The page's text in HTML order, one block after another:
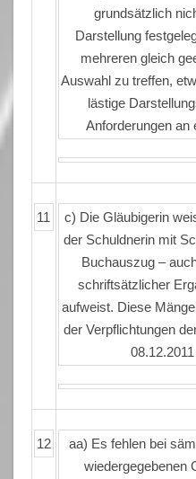
grundsätzlich
Darstellung
mehreren gleich
Auswahl zu treffen,
lästige
Anforderungen an
11
c) Die Gläubigerin
der Schuldnerin mit
Buchauszug –
schriftsätzlicher
aufweist. Diese
der Verpflichtungen
12
aa) Es fehlen bei
wiedergegebenen